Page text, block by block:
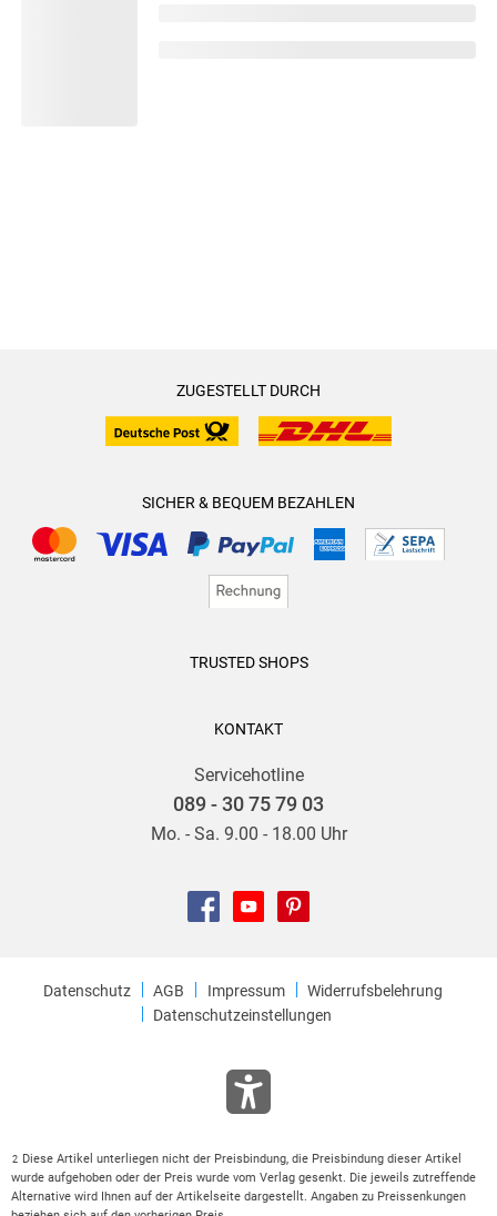
ZUGESTELLT DURCH
SICHER & BEQUEM BEZAHLEN
TRUSTED SHOPS
KONTAKT
Servicehotline
089 - 30 75 79 03
Mo. - Sa. 9.00 - 18.00 Uhr
Datenschutz AGB Impressum
Widerrufsbelehrung
Datenschutzeinstellungen
2
Diese Artikel unterliegen nicht der Preisbindung, die Preisbindung dieser Artikel
wurde aufgehoben oder der Preis wurde vom Verlag gesenkt. Die jeweils zutreffende
Alternative wird Ihnen auf der Artikelseite dargestellt. Angaben zu Preissenkungen